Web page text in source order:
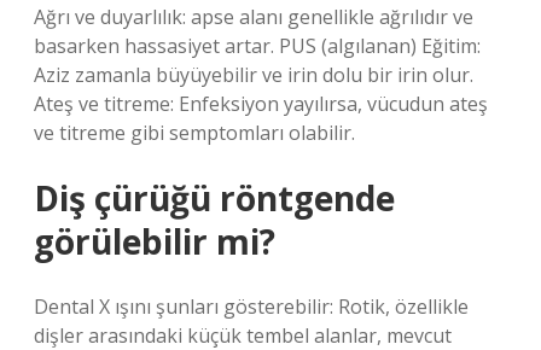
Ağrı ve duyarlılık: apse alanı genellikle ağrılıdır ve
basarken hassasiyet artar. PUS (algılanan) Eğitim:
Aziz zamanla büyüyebilir ve irin dolu bir irin olur.
Ateş ve titreme: Enfeksiyon yayılırsa, vücudun ateş
ve titreme gibi semptomları olabilir.
Diş çürüğü röntgende
görülebilir mi?
Dental X ışını şunları gösterebilir: Rotik, özellikle
dişler arasındaki küçük tembel alanlar, mevcut